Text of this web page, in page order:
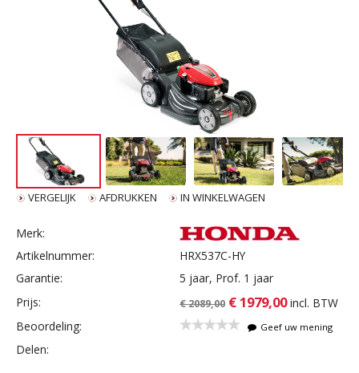
VERGELIJK AFDRUKKEN IN WINKELWAGEN
Merk:
Artikelnummer:
HRX537C-HY
Garantie:
5 jaar, Prof. 1 jaar
Prijs:
€ 2089,00 € 1979,00 incl. BTW
Beoordeling:
Geef uw mening
Delen: